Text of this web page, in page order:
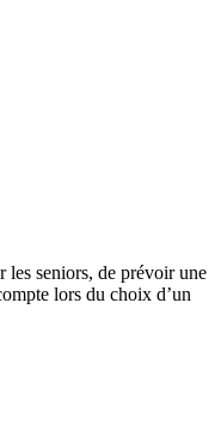
les seniors, de prévoir une
lors du choix d’un